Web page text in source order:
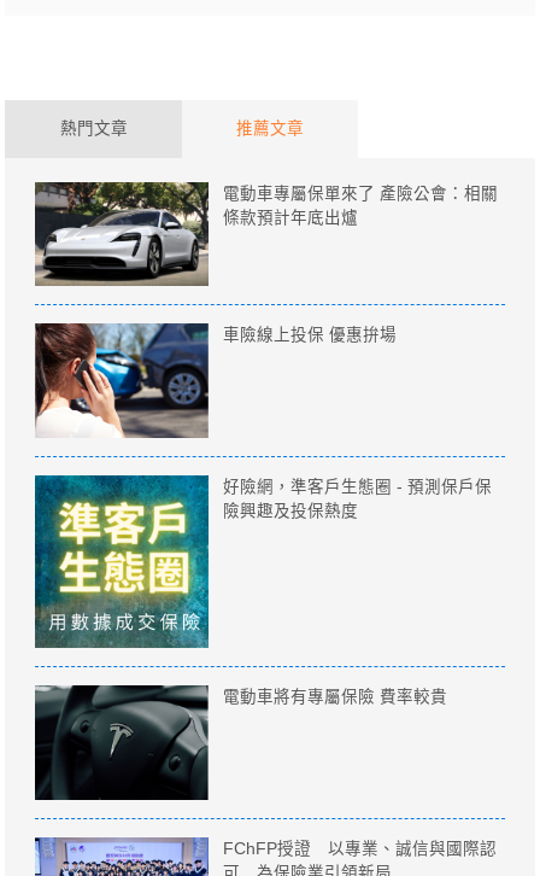
熱門文章 推薦文章
電動車專屬保單來了 產險公會：相關
條款預計年底出爐
車險線上投保 優惠拚場
好險網，準客戶生態圈 - 預測保戶保
險興趣及投保熱度
電動車將有專屬保險 費率較貴
FChFP授證 以專業、誠信與國際認